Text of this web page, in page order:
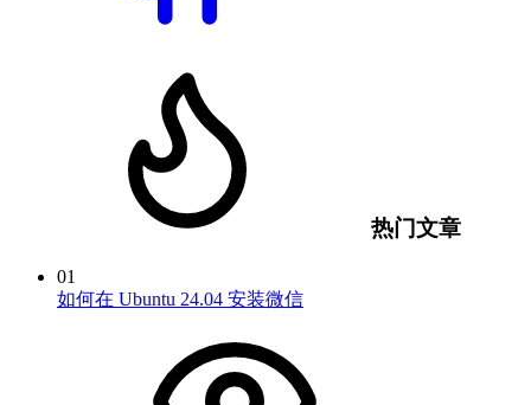
热门文章
01
如何在 Ubuntu 24.04 安装微信